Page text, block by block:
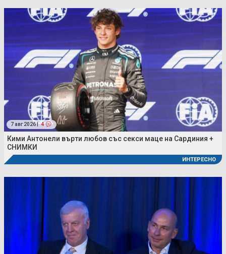
7 авг 2026 | 4
Кими Антонели върти любов със секси маце на Сардиния +
СНИМКИ
ИНТЕРЕСНО